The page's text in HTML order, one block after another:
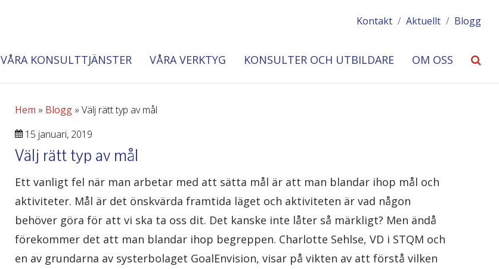
Kontakt / Aktuellt / Blogg
VÅRA KONSULTTJÄNSTER VÅRA VERKTYG KONSULTER OCH UTBILDARE OM OSS
Hem » Blogg » Välj rätt typ av mål
15 januari, 2019
Välj rätt typ av mål
Ett vanligt fel när man arbetar med att sätta mål är att man blandar ihop mål och
aktiviteter. Mål är det önskvärda framtida läget och aktiviteten är vad någon
behöver göra för att vi ska ta oss dit. Det kanske inte låter så märkligt? Men ändå
förekommer det att man blandar ihop begreppen. Charlotte Sehlse, VD i STQM och
en av grundarna av systerbolaget GoalEnvision, visar på vikten av att förstå vilken